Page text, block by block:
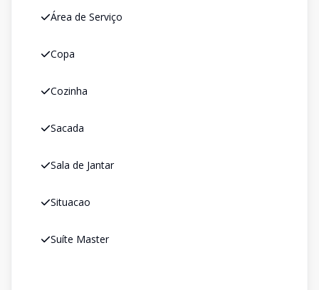
Área de Serviço
Copa
Cozinha
Sacada
Sala de Jantar
Situacao
Suíte Master